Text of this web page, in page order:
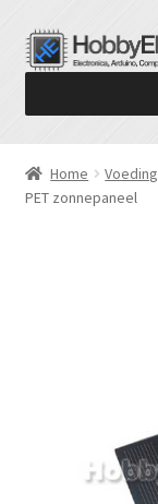
Ga
door
navigatie
Ga
naar
inhoud
Home Voeding
PET zonnepaneel